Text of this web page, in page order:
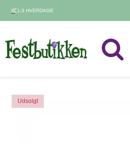
Udsolgt